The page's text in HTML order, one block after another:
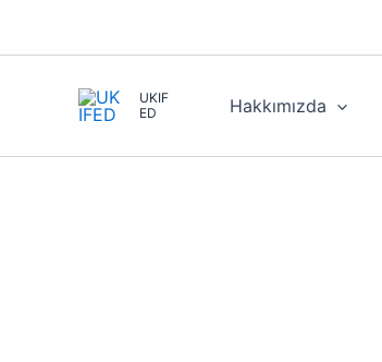
UKIF
ED
Hakkımızda